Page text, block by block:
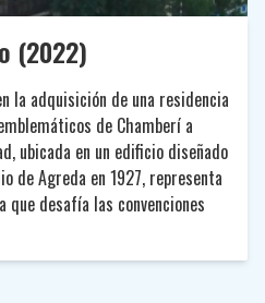
(2022)
la adquisición de una residencia
de Chamberí a
ubicada en un edificio diseñado
de Agreda en 1927, representa
desafía las convenciones